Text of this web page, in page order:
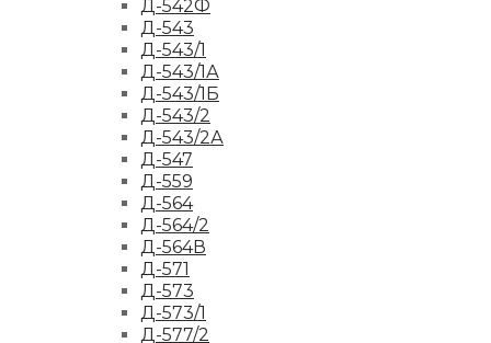
Д-542Ф
Д-543
Д-543/1
Д-543/1А
Д-543/1Б
Д-543/2
Д-543/2А
Д-547
Д-559
Д-564
Д-564/2
Д-564В
Д-571
Д-573
Д-573/1
Д-577/2